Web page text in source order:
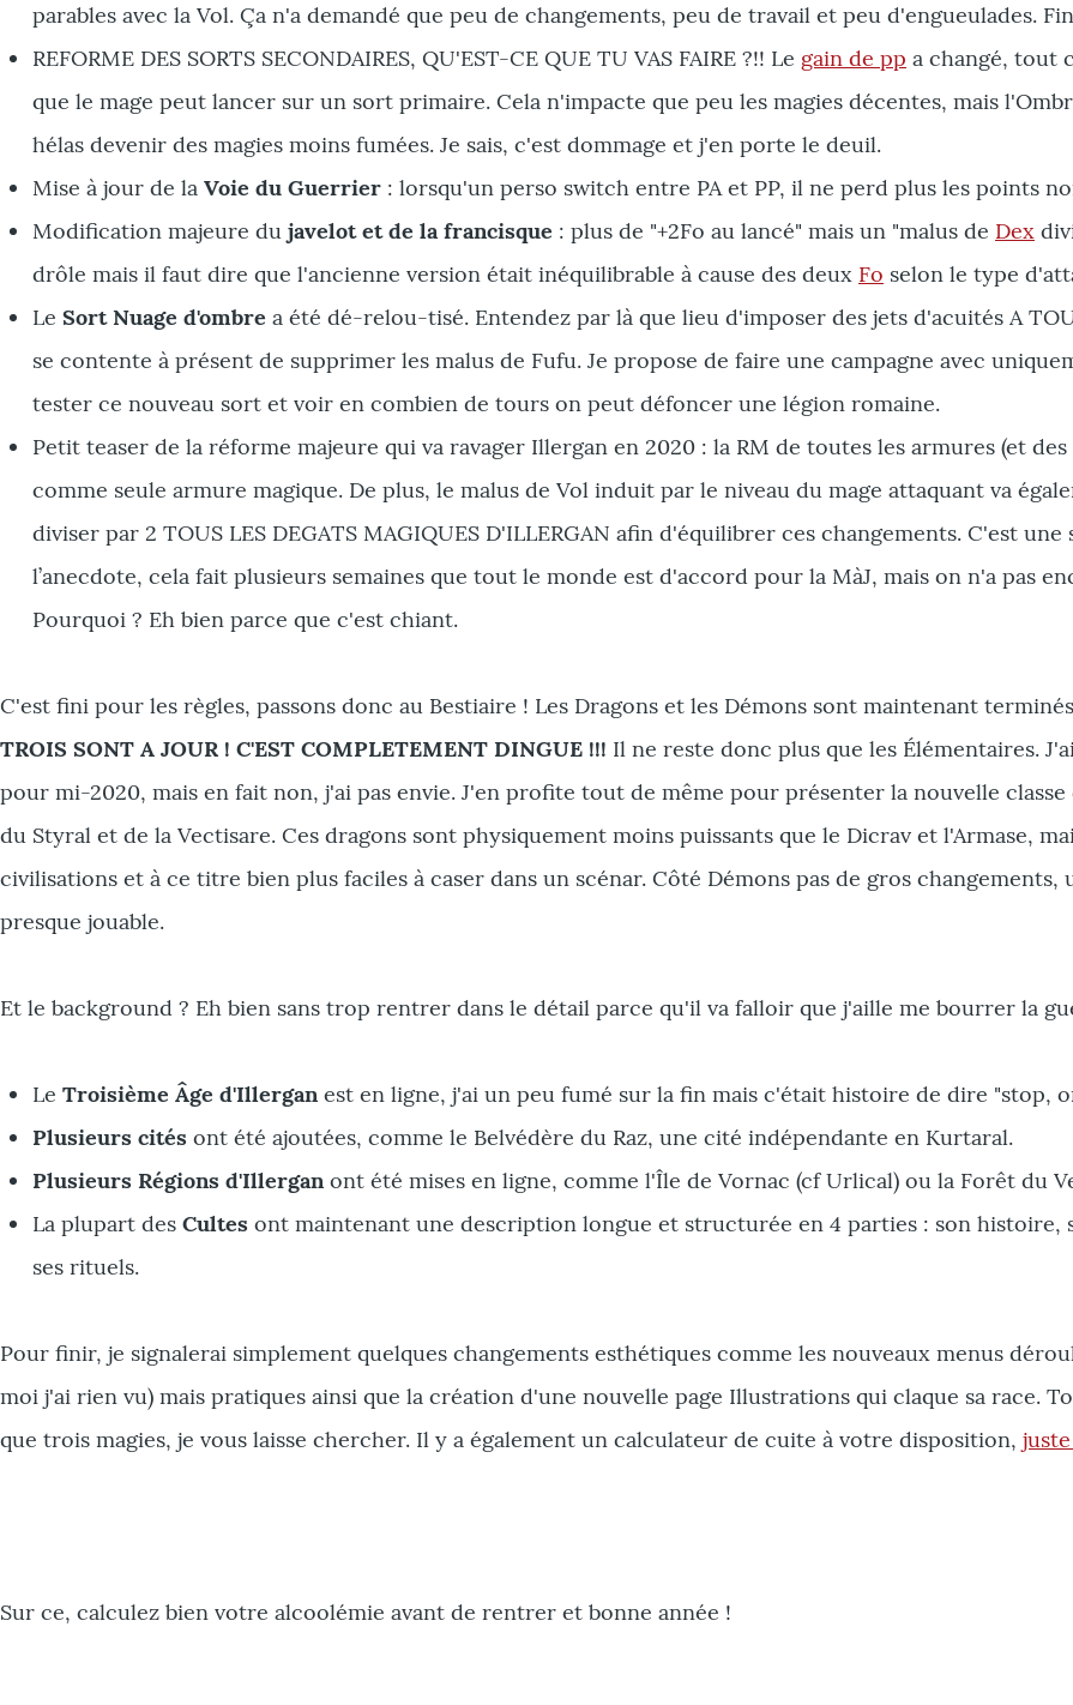
parables avec la Vol. Ça n'a demandé que peu de changements, peu de travail et peu d'engueulades.
REFORME DES SORTS SECONDAIRES, QU'EST-CE QUE TU VAS FAIRE ?!! Le gain de pp a changé, tout
que le mage peut lancer sur un sort primaire. Cela n'impacte que peu les magies décentes, mais
hélas devenir des magies moins fumées. Je sais, c'est dommage et j'en porte le deuil.
Mise à jour de la Voie du Guerrier : lorsqu'un perso switch entre PA et PP, il ne perd plus les points
Modification majeure du javelot et de la francisque : plus de "+2Fo au lancé" mais un "malus de Dex
drôle mais il faut dire que l'ancienne version était inéquilibrable à cause des deux Fo selon le type
Le Sort Nuage d'ombre a été dé-relou-tisé. Entendez par là que lieu d'imposer des jets d'acuités A
se contente à présent de supprimer les malus de Fufu. Je propose de faire une campagne avec
tester ce nouveau sort et voir en combien de tours on peut défoncer une légion romaine.
Petit teaser de la réforme majeure qui va ravager Illergan en 2020 : la RM de toutes les armures (et
comme seule armure magique. De plus, le malus de Vol induit par le niveau du mage attaquant va
diviser par 2 TOUS LES DEGATS MAGIQUES D'ILLERGAN afin d'équilibrer ces changements. C'est
l’anecdote, cela fait plusieurs semaines que tout le monde est d'accord pour la MàJ, mais on n'a pas
Pourquoi ? Eh bien parce que c'est chiant.
C'est fini pour les règles, passons donc au Bestiaire ! Les Dragons et les Démons sont maintenant
TROIS SONT A JOUR ! C'EST COMPLETEMENT DINGUE !!! Il ne reste donc plus que les Élémentaires.
pour mi-2020, mais en fait non, j'ai pas envie. J'en profite tout de même pour présenter la nouvelle
du Styral et de la Vectisare. Ces dragons sont physiquement moins puissants que le Dicrav et l'Armase,
civilisations et à ce titre bien plus faciles à caser dans un scénar. Côté Démons pas de gros
presque jouable.
Et le background ? Eh bien sans trop rentrer dans le détail parce qu'il va falloir que j'aille me bourrer la
Le Troisième Âge d'Illerganest en ligne, j'ai un peu fumé sur la fin mais c'était histoire de dire "stop,
Plusieurs cités ont été ajoutées, comme le Belvédère du Raz, une cité indépendante en Kurtaral.
Plusieurs Régions d'Illerganont été mises en ligne, comme l'Île de Vornac (cf Urlical) ou la Forêt du
La plupart des Cultes ont maintenant une description longue et structurée en 4 parties : son histoire,
ses rituels.
Pour finir, je signalerai simplement quelques changements esthétiques comme les nouveaux menus
moi j'ai rien vu) mais pratiques ainsi que la création d'une nouvelle page Illustrations qui claque sa race.
que trois magies, je vous laisse chercher. Il y a également un calculateur de cuite à votre disposition,
Sur ce, calculez bien votre alcoolémie avant de rentrer et bonne année !